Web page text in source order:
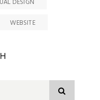
DESIGN
WEBSITE